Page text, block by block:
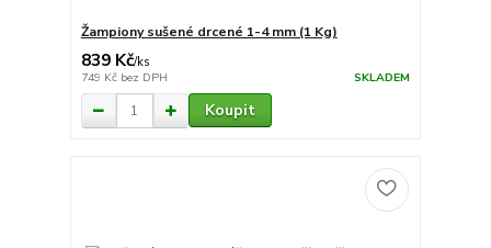
Žampiony sušené drcené 1-4 mm (1 Kg)
839 Kč/ks
749 Kč bez DPH SKLADEM
Koupit